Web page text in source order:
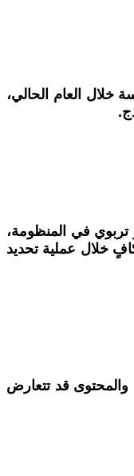
تنفيذ المشروع، ففي السنة الأولى، تم إنشاء 600 مؤسسة تعليمية فقط، فيما حين يهدف للوصول إلى 2000 مؤسسة خلال العام الحالي،
لدعم المشروع، حاليًا، تُعطى تعويضات إضافية للمدرسين العاملين في هذه المدارس، ولكن مع وجود حوالي 300,000 إطار تربوي في المنظومة،
خلال عملية تحديد
والمحتوى قد تتعارض